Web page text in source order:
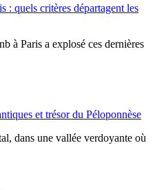
: quels critères départagent les
à Paris a explosé ces dernières
et trésor du Péloponnèse
dans une vallée verdoyante où